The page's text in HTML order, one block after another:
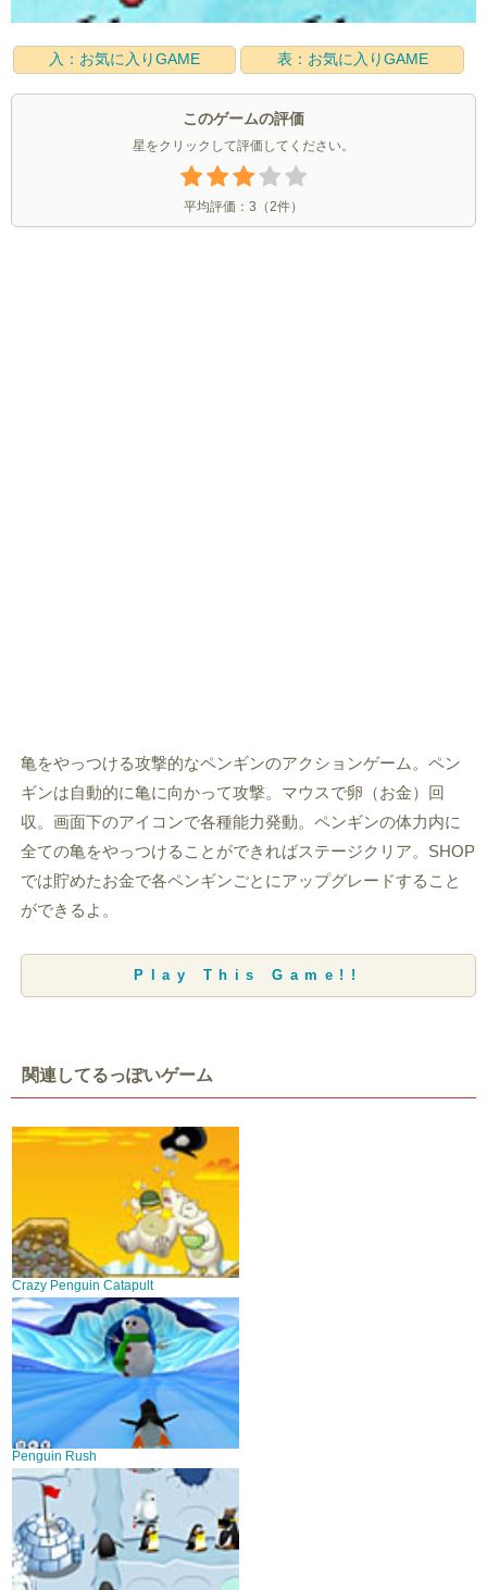
入：お気に入りGAME 表：お気に入りGAME
このゲームの評価
星をクリックして評価してください。
平均評価： 3 （2件）
亀をやっつける攻撃的なペンギンのアクションゲーム。ペン
ギンは自動的に亀に向かって攻撃。マウスで卵（お金）回
収。画面下のアイコンで各種能力発動。ペンギンの体力内に
全ての亀をやっつけることができればステージクリア。SHOP
では貯めたお金で各ペンギンごとにアップグレードすること
ができるよ。
Play This Game!!
関連してるっぽいゲーム
Crazy Penguin Catapult
Penguin Rush